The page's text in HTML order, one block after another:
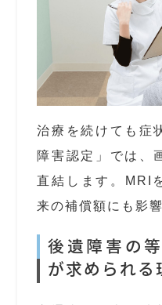
治療を続けても症
障害認定」では、
直結します。MRI
来の補償額にも影
後遺障害の
が求められる